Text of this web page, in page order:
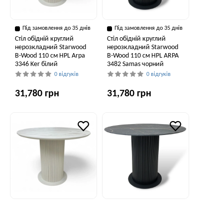
Під замовлення до 35 днів
Стіл обідній круглий
нерозкладний Starwood
B-Wood 110 см HPL Arpa
3346 Ker білий
0 відгуків
31,780 грн
Під замовлення до 35 днів
Стіл обідній круглий
нерозкладний Starwood
B-Wood 110 см HPL ARPA
3482 Samas чорний
0 відгуків
31,780 грн